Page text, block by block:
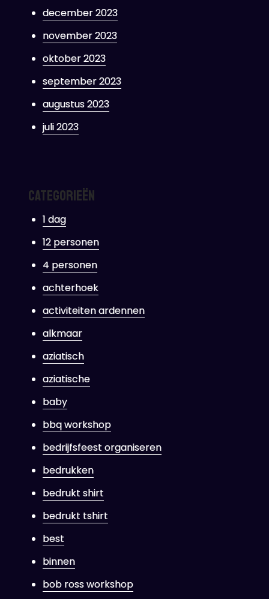
december 2023
november 2023
oktober 2023
september 2023
augustus 2023
juli 2023
Categorieën
1 dag
12 personen
4 personen
achterhoek
activiteiten ardennen
alkmaar
aziatisch
aziatische
baby
bbq workshop
bedrijfsfeest organiseren
bedrukken
bedrukt shirt
bedrukt tshirt
best
binnen
bob ross workshop